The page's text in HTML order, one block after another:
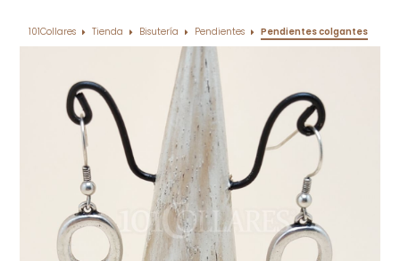
101Collares Tienda Bisutería Pendientes Pendientes colgantes